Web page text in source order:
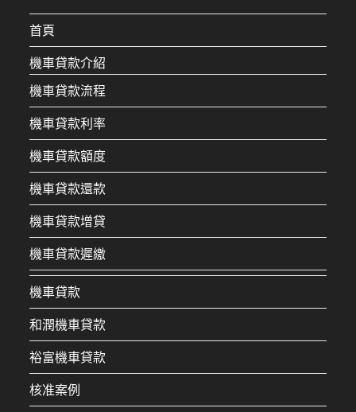
首頁
機車貸款介紹
機車貸款流程
機車貸款利率
機車貸款額度
機車貸款還款
機車貸款增貸
機車貸款遲繳
機車貸款
和潤機車貸款
裕富機車貸款
核准案例